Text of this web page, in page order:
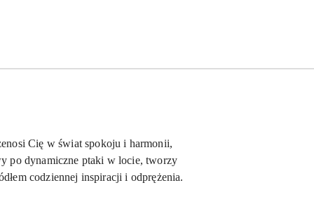
Cię w świat spokoju i harmonii,
po dynamiczne ptaki w locie, tworzy
codziennej inspiracji i odprężenia.